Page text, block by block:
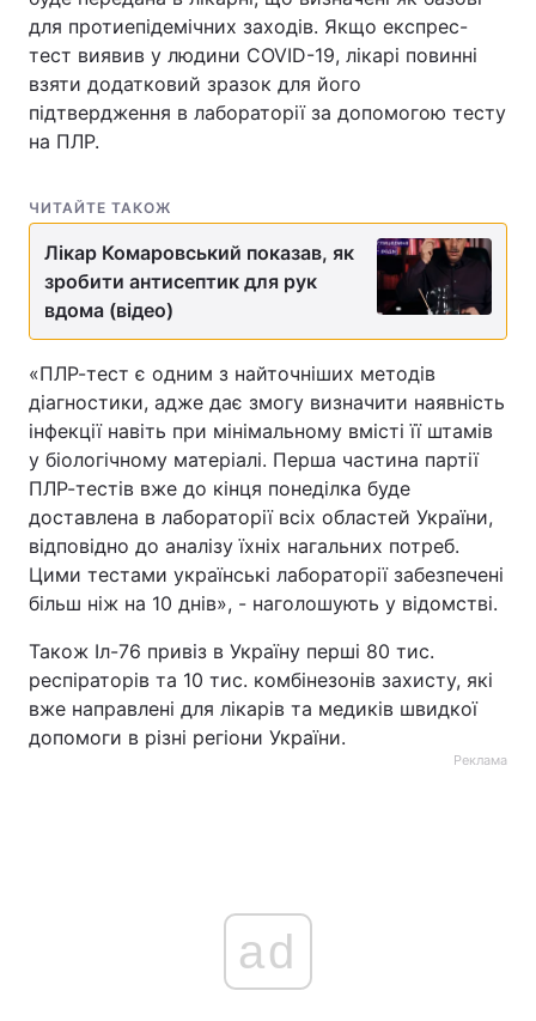
для протиепідемічних заходів. Якщо експрес-
тест виявив у людини COVID-19, лікарі повинні
взяти додатковий зразок для його
підтвердження в лабораторії за допомогою тесту
на ПЛР.
ЧИТАЙТЕ ТАКОЖ
Лікар Комаровський показав, як
зробити антисептик для рук
вдома (відео)
«ПЛР-тест є одним з найточніших методів
діагностики, адже дає змогу визначити наявність
інфекції навіть при мінімальному вмісті її штамів
у біологічному матеріалі. Перша частина партії
ПЛР-тестів вже до кінця понеділка буде
доставлена в лабораторії всіх областей України,
відповідно до аналізу їхніх нагальних потреб.
Цими тестами українські лабораторії забезпечені
більш ніж на 10 днів», - наголошують у відомстві.
Також Іл-76 привіз в Україну перші 80 тис.
респіраторів та 10 тис. комбінезонів захисту, які
вже направлені для лікарів та медиків швидкої
допомоги в різні регіони України.
Реклама
ad